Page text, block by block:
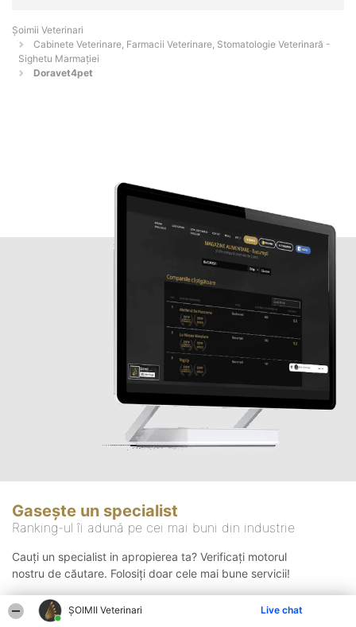
ȘOIMII Veterinari Live chat
Șoimii Veterinari
Cabinete Veterinare, Farmacii Veterinare, Stomatologie Veterinară -
Sighetu Marmaţiei
Doravet4pet
Gasește un specialist
Ranking-ul îi adună pe cei mai buni din industrie
Cauți un specialist in apropierea ta? Verificați motorul
nostru de căutare. Folosiți doar cele mai bune servicii!